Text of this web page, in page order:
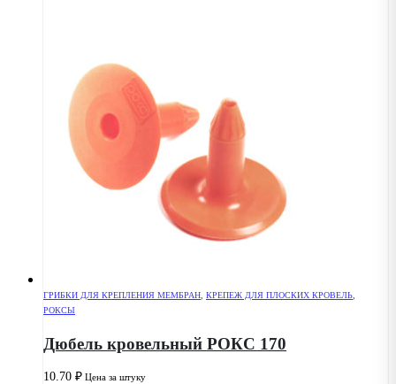
ГРИБКИ ДЛЯ КРЕПЛЕНИЯ МЕМБРАН, КРЕПЕЖ ДЛЯ ПЛОСКИХ КРОВЕЛЬ,
РОКСЫ
Дюбель кровельный РОКС 170
10.70 ₽ Цена за штуку